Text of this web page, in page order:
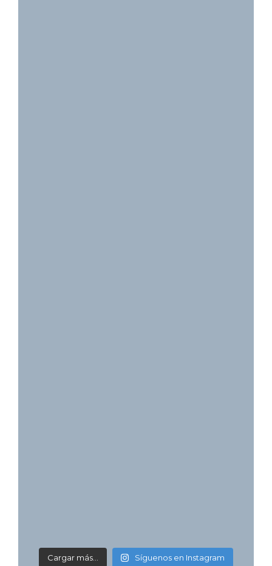
Cargar más... Síguenos en Instagram